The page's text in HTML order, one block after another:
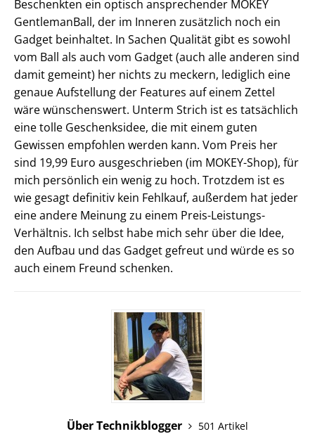
Beschenkten ein optisch ansprechender MOKEY
GentlemanBall, der im Inneren zusätzlich noch ein
Gadget beinhaltet. In Sachen Qualität gibt es sowohl
vom Ball als auch vom Gadget (auch alle anderen sind
damit gemeint) her nichts zu meckern, lediglich eine
genaue Aufstellung der Features auf einem Zettel
wäre wünschenswert. Unterm Strich ist es tatsächlich
eine tolle Geschenksidee, die mit einem guten
Gewissen empfohlen werden kann. Vom Preis her
sind 19,99 Euro ausgeschrieben (im MOKEY-Shop), für
mich persönlich ein wenig zu hoch. Trotzdem ist es
wie gesagt definitiv kein Fehlkauf, außerdem hat jeder
eine andere Meinung zu einem Preis-Leistungs-
Verhältnis. Ich selbst habe mich sehr über die Idee,
den Aufbau und das Gadget gefreut und würde es so
auch einem Freund schenken.
Über Technikblogger
501 Artikel